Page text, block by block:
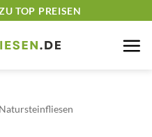
TOP PREISEN
Natursteinfliesen